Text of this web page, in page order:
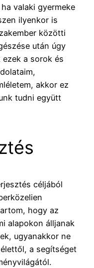
valaki gyermeke
ilyenkor is
közötti
után úgy
a sorok és
akkor ez
tudni együtt
céljából
hogy az
alapokon álljanak
ugyanakkor ne
a segítséget